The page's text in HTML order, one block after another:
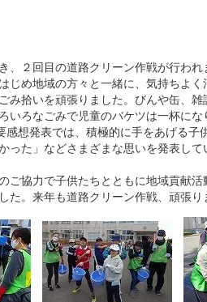
２回目の道路クリーン作戦が行わ
め地域の方々と一緒に、気持ちよく
拾いを頑張りました。びんや缶、
ろなごみで児童のバケツは一杯にな
感想発表では、積極的に手をあげる子
った」などさまざまな思いを発表し
協力で子供たちとともに地域貢献
た。来年も道路クリーン作戦、頑張り